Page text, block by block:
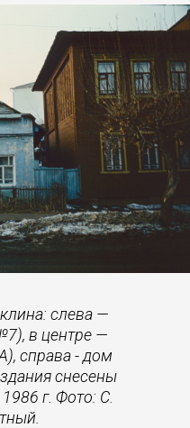
слева —
в центре —
справа - дом
снесены
г. Фото: С.